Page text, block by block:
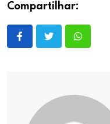
Compartilhar: